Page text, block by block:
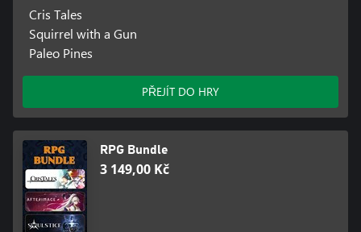
Cris Tales
Squirrel with a Gun
Paleo Pines
PŘEJÍT DO HRY
RPG Bundle
3 149,00 Kč